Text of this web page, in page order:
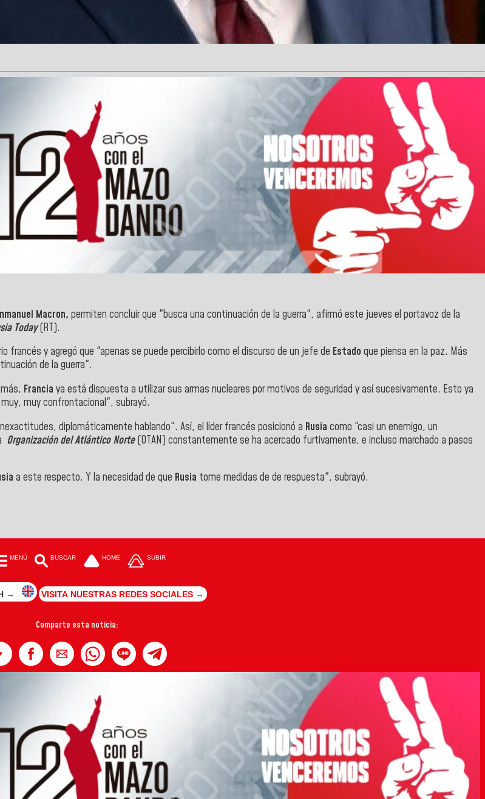
Macron, permiten concluir que "busca una continuación de la guerra", afirmó este jueves el portavoz de la
Today(RT).
y agregó que "apenas se puede percibirlo como el discurso de un jefe de Estado que piensa en la paz. Más
de la guerra".
Francia ya está dispuesta a utilizar sus armas nucleares por motivos de seguridad y así sucesivamente. Esto ya
muy confrontacional", subrayó.
diplomáticamente hablando". Así, el líder francés posicionó a Rusia como "casi un enemigo, un
Organización del Atlántico Norte(OTAN) constantemente se ha acercado furtivamente, e incluso marchado a pasos
a este respecto. Y la necesidad de que Rusia tome medidas de de respuesta", subrayó.
MENÚ BUSCAR HOME SUBIR
→ VISITA NUESTRAS REDES SOCIALES →
Comparte esta noticia: